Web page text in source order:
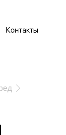
Контакты